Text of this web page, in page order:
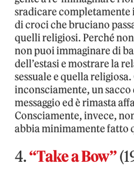
sradicare completamente
di croci che bruciano
quelli religiosi. Perché
non puoi immaginare di
dell’estasi e mostrare la
sessuale e quella
inconsciamente, un
messaggio ed è rimasta
Consciamente, invece,
abbia minimamente fatto
4.“Take a Bow”